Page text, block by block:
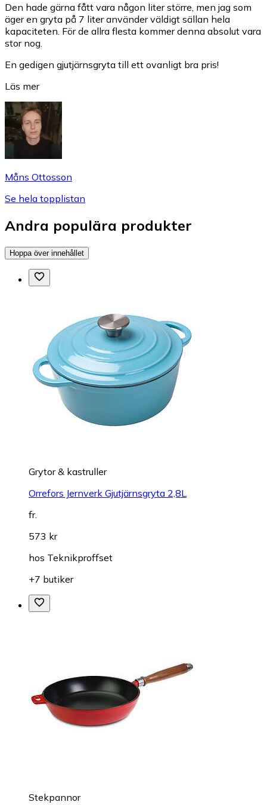
Den hade gärna fått vara någon liter större, men jag som
äger en gryta på 7 liter använder väldigt sällan hela
kapaciteten. För de allra flesta kommer denna absolut vara
stor nog.
En gedigen gjutjärnsgryta till ett ovanligt bra pris!
Läs mer
Måns Ottosson
Se hela topplistan
Andra populära produkter
Hoppa över innehållet
Grytor & kastruller
Orrefors Jernverk Gjutjärnsgryta 2,8L
fr.
573 kr
hos Teknikproffset
+7 butiker
Stekpannor